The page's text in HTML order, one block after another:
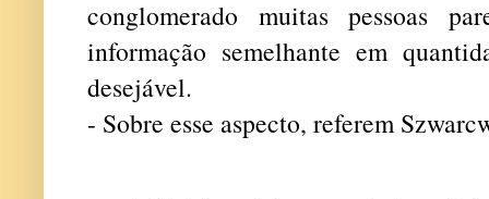
conglomerado muitas pessoas
informação semelhante em
desejável.
- Sobre esse aspecto, referem